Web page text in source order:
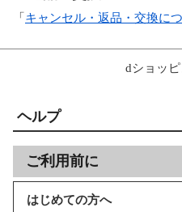
「 キャンセル・返品・交換に
dショッ
ヘルプ
ご利用前に
はじめての方へ